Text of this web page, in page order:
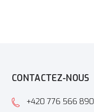
CONTACTEZ-NOUS
+420 776 566 890